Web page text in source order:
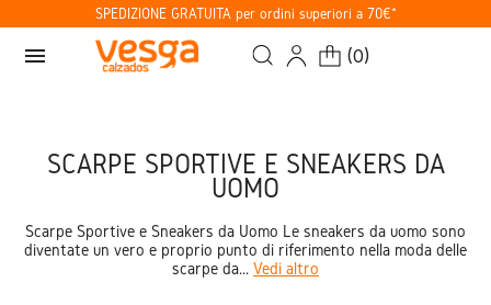
SPEDIZIONE GRATUITA per ordini superiori a 70€*
menu (0)
SCARPE SPORTIVE E SNEAKERS DA
UOMO
Scarpe Sportive e Sneakers da Uomo Le sneakers da uomo sono
diventate un vero e proprio punto di riferimento nella moda delle
scarpe da... Vedi altro